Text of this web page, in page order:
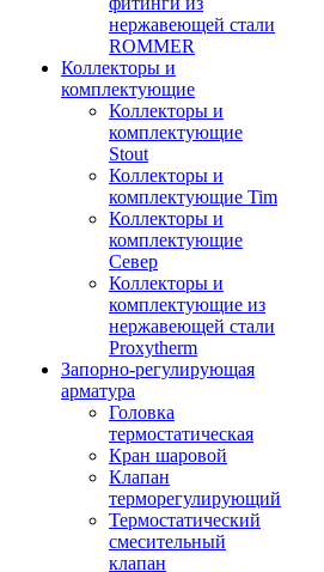
нержавеющей стали
ROMMER
Коллекторы и
комплектующие
Коллекторы и
комплектующие
Stout
Коллекторы и
комплектующие Tim
Коллекторы и
комплектующие
Север
Коллекторы и
комплектующие из
нержавеющей стали
Proxytherm
Запорно-регулирующая
арматура
Головка
термостатическая
Кран шаровой
Клапан
терморегулирующий
Термостатический
смесительный
клапан